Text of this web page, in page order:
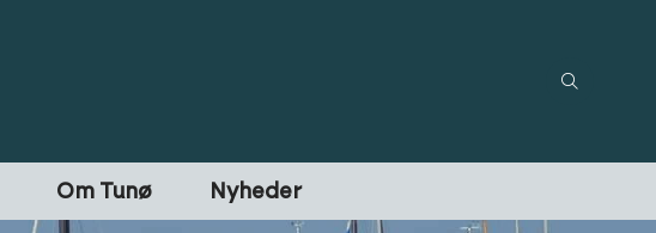
Om Tunø Nyheder